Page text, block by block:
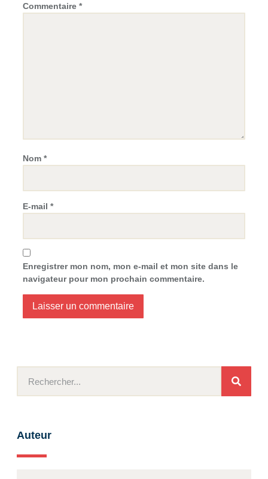
Commentaire *
Nom *
E-mail *
Enregistrer mon nom, mon e-mail et mon site dans le
navigateur pour mon prochain commentaire.
Auteur